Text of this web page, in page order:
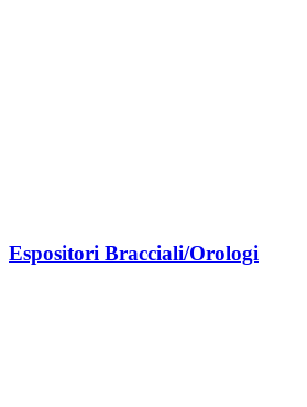
Espositori Bracciali/Orologi